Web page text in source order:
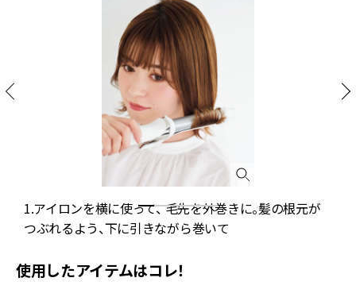
1.アイロンを横に使って、 毛先を外巻きに。髪の根元が
つぶれるよう、下に引きながら巻いて
使用したアイテムはコレ！